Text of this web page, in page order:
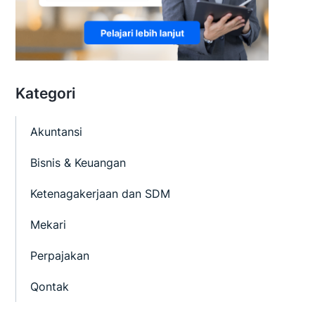
Kategori
Akuntansi
Bisnis & Keuangan
Ketenagakerjaan dan SDM
Mekari
Perpajakan
Qontak